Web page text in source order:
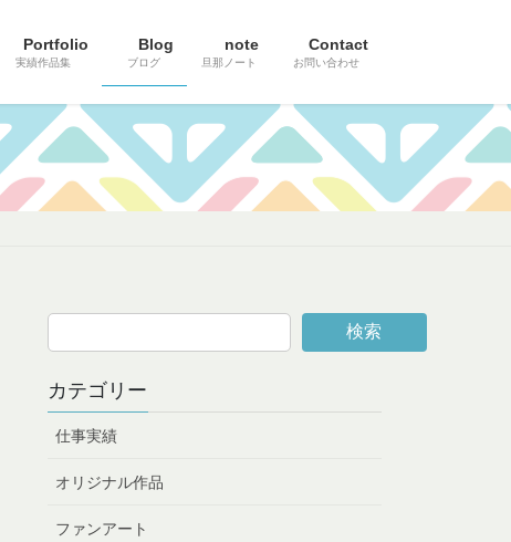
Portfolio
実績作品集
Blog
ブログ
note
旦那ノート
Contact
お問い合わせ
検索
カテゴリー
仕事実績
オリジナル作品
ファンアート